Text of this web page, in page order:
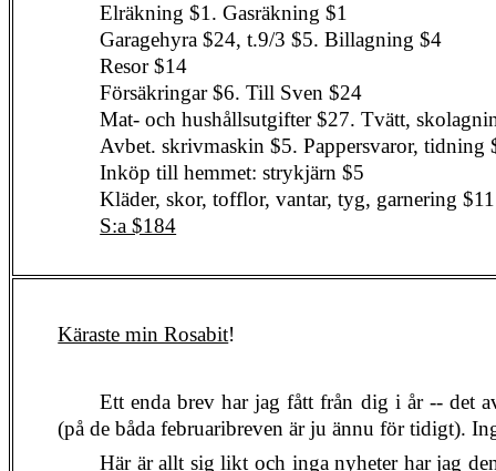
Elräkning $1. Gasräkning $1
Garagehyra $24, t.9/3 $5. Billagning $4
Resor $14
Försäkringar $6. Till Sven $24
Mat- och hushållsutgifter $27. Tvätt,
Avbet. skrivmaskin $5. Pappersvaror, tidning
Inköp till hemmet: strykjärn $5
Kläder, skor, tofflor, vantar, tyg, garnering $11
S:a $184
Käraste min Rosabit!
Ett enda brev har jag fått från dig i år -- det
(på de båda februaribreven är ju ännu för tidigt).
Här är allt sig likt och inga nyheter har jag